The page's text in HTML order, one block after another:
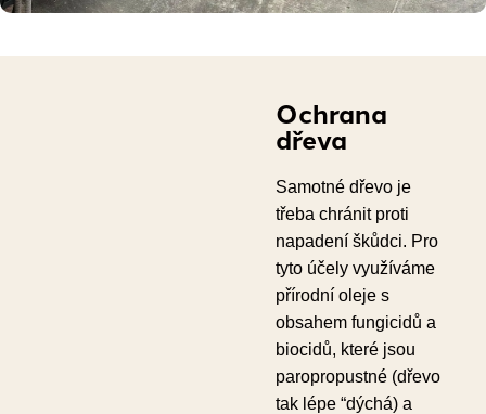
Ochrana
dřeva
Samotné dřevo je
třeba chránit proti
napadení škůdci. Pro
tyto účely využíváme
přírodní oleje s
obsahem fungicidů a
biocidů, které jsou
paropropustné (dřevo
tak lépe “dýchá) a